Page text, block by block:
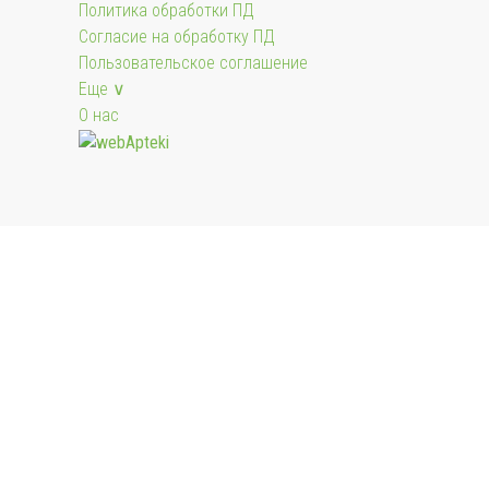
Политика обработки ПД
Согласие на обработку ПД
Пользовательское соглашение
Еще ∨
О нас